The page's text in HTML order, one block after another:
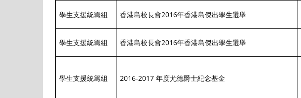
學生支援統籌組 香港島校長會2016年香港島傑出學生選舉
學生支援統籌組 香港島校長會2016年香港島傑出學生選舉
學生支援統籌組 2016-2017 年度尤德爵士紀念基金